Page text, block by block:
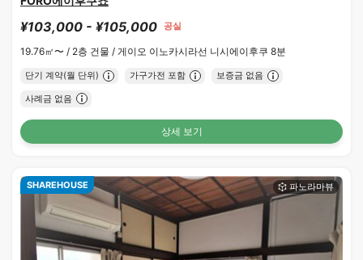
¥103,000 - ¥105,000 공실
19.76㎡〜 / 2층 건물 / 게이오 이노카시라선 니시에이후쿠 8분
단기 계약(월 단위) 가구가전 포함 보증금 없음
사례금 없음
상세 보기
SHAREHOUSE